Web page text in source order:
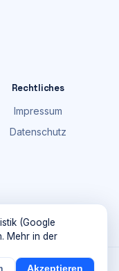
Rechtliches
Impressum
Datenschutz
(Google
Mehr in der
Akzeptieren